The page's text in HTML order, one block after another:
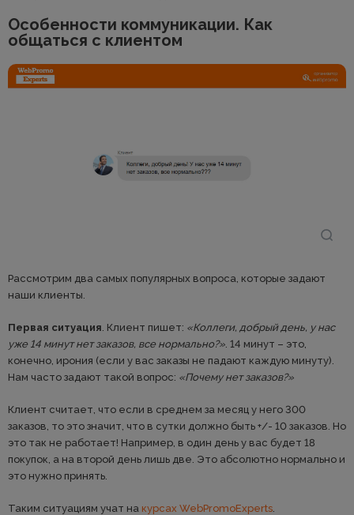
Особенности коммуникации. Как
общаться с клиентом
Рассмотрим два самых популярных вопроса, которые задают
наши клиенты.
Первая ситуация . Клиент пишет: «Коллеги, добрый день, у нас
уже 14 минут нет заказов, все нормально?» . 14 минут – это,
конечно, ирония (если у вас заказы не падают каждую минуту).
Нам часто задают такой вопрос: «Почему нет заказов?»
Клиент считает, что если в среднем за месяц у него 300
заказов, то это значит, что в сутки должно быть +/- 10 заказов. Но
это так не работает! Например, в один день у вас будет 18
покупок, а на второй день лишь две. Это абсолютно нормально и
это нужно принять.
Таким ситуациям учат на курсах WebPromoExperts